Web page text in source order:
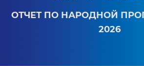
ОТЧЕТ ПО НАРОДНОЙ
2026